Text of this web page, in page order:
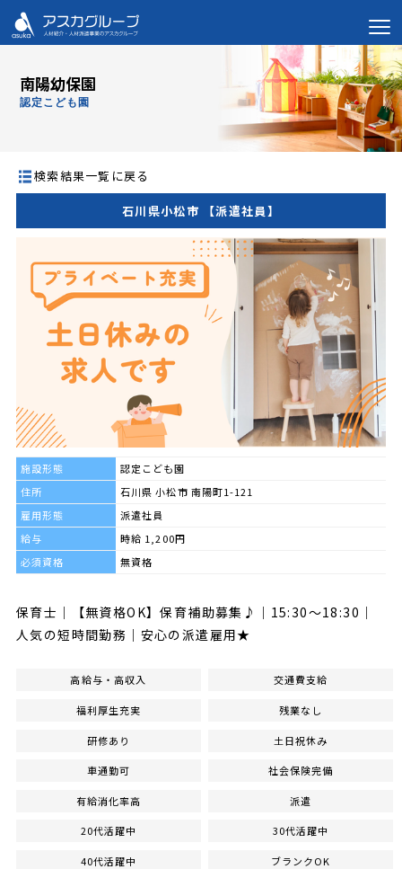
南陽幼保園
認定こども園
検索結果一覧に戻る
石川県小松市 【派遣社員】
施設形態
認定こども園
住所
石川県 小松市 南陽町1-121
雇用形態
派遣社員
給与
時給 1,200円
必須資格
無資格
保育士｜【無資格OK】保育補助募集♪｜15:30～18:30｜
人気の短時間勤務｜安心の派遣雇用★
高給与・高収入 交通費支給
福利厚生充実 残業なし
研修あり 土日祝休み
車通勤可 社会保険完備
有給消化率高 派遣
20代活躍中 30代活躍中
40代活躍中 ブランクOK